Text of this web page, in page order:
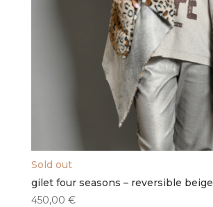
Sold out
gilet four seasons – reversible beige
450,00 €